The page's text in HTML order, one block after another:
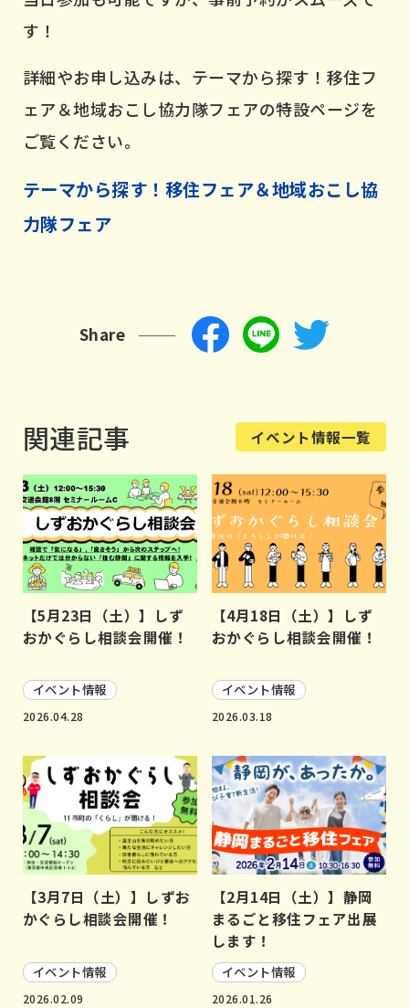
す！
詳細やお申し込みは、テーマから探す！移住フ
ェア＆地域おこし協力隊フェアの特設ページを
ご覧ください。
テーマから探す！移住フェア＆地域おこし協
力隊フェア
Share
関連記事 イベント情報一覧
【5月23日（土）】しず
おかぐらし相談会開催！
イベント情報
2026.04.28
【4月18日（土）】しず
おかぐらし相談会開催！
イベント情報
2026.03.18
【3月7日（土）】しずお
かぐらし相談会開催！
イベント情報
2026.02.09
【2月14日（土）】静岡
まるごと移住フェア出展
します！
イベント情報
2026.01.26